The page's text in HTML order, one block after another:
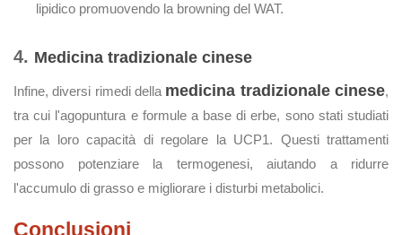
lipidico promuovendo la browning del WAT.
4. Medicina tradizionale cinese
Infine, diversi rimedi della medicina tradizionale cinese,
tra cui l'agopuntura e formule a base di erbe, sono stati studiati
per la loro capacità di regolare la UCP1. Questi trattamenti
possono potenziare la termogenesi, aiutando a ridurre
l'accumulo di grasso e migliorare i disturbi metabolici.
Conclusioni